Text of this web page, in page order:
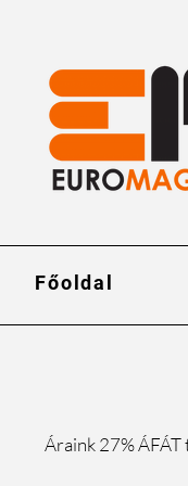
Főoldal
Áraink 27%